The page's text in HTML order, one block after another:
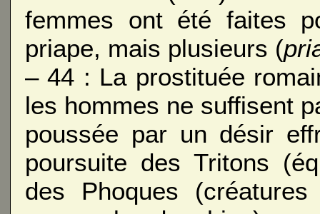
femmes ont été faites
priape, mais plusieurs (
– 44 : La prostituée
les hommes ne suffisent
poussée par un désir
poursuite des Tritons
des Phoques